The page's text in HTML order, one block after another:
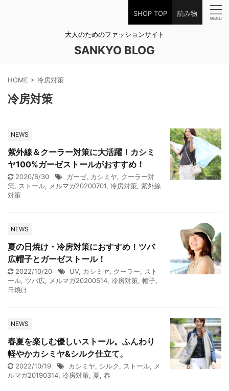
SHOP TOP 読み物
大人のためのファッションサイト
SANKYO BLOG
HOME > 冷房対策
冷房対策
NEWS
紫外線＆クーラー対策に大活躍！カシミ
ヤ100%ガーゼストールがおすすめ！
2020/6/30 ガーゼ, カシミヤ, クーラー対
策, ストール, メルマガ20200701, 冷房対策, 紫外線
対策
NEWS
夏の日焼け・冷房対策におすすめ！ツバ
広帽子とガーゼストール！
2022/10/20 UV, カシミヤ, クーラー, スト
ール, ツバ広, メルマガ20200514, 冷房対策, 帽子,
日焼け
NEWS
春夏を楽しむ優しいストール。ふんわり
軽やかカシミヤ&シルク仕立て。
2022/10/19 カシミヤ, シルク, ストール, メ
ルマガ20190314, 冷房対策, 夏, 春